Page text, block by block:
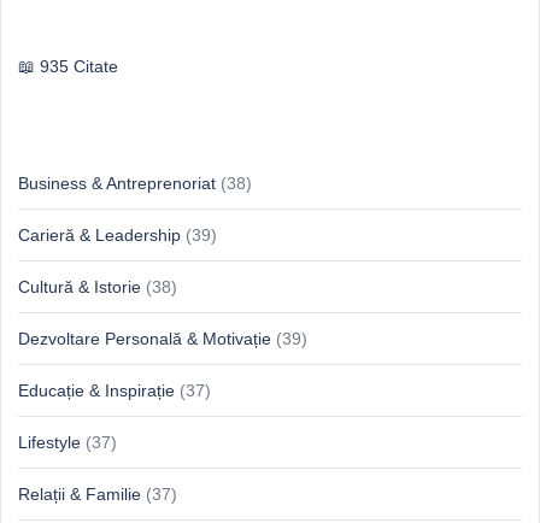
935 Citate
Business & Antreprenoriat (38)
Carieră & Leadership (39)
Cultură & Istorie (38)
Dezvoltare Personală & Motivație (39)
Educație & Inspirație (37)
Lifestyle (37)
Relații & Familie (37)